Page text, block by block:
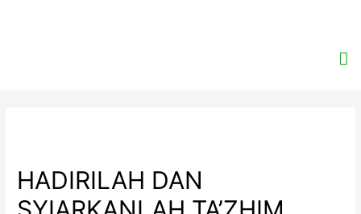
HADIRILAH DAN